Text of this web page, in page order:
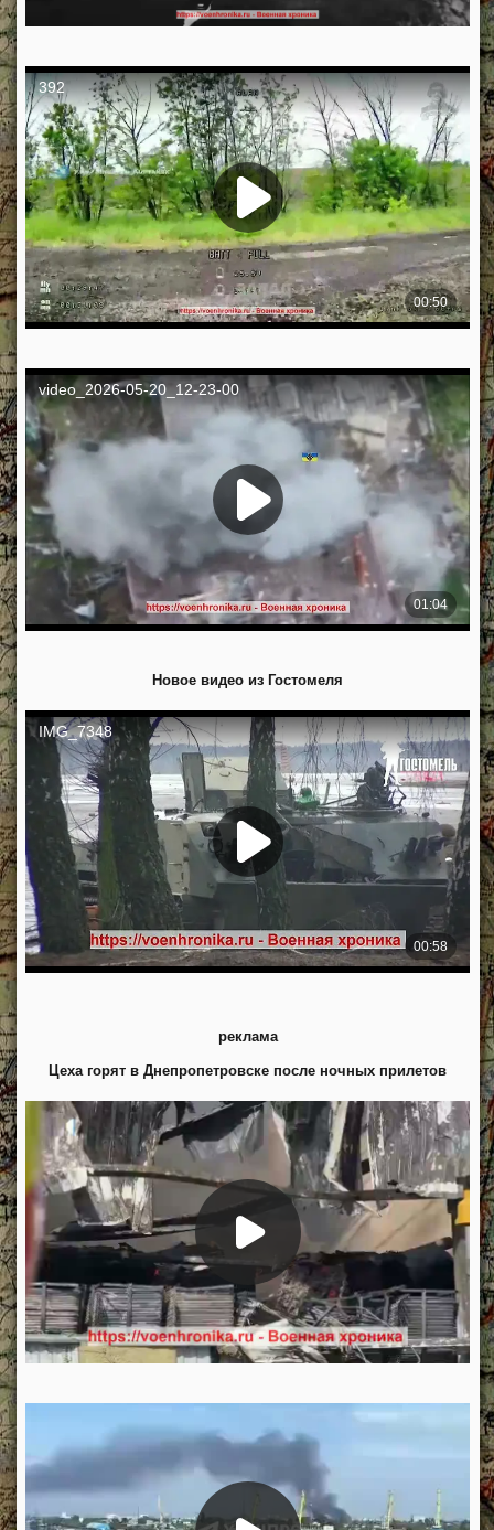
Новое видео из Гостомеля
реклама
Цеха горят в Днепропетровске после ночных прилетов